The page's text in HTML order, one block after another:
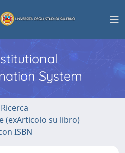
System
(exArticolo su libro)
ISBN